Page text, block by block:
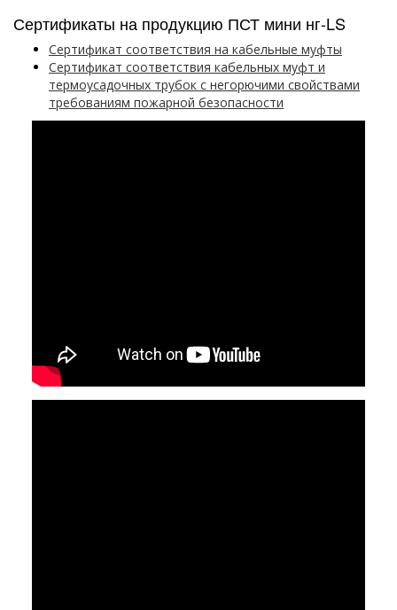
Сертификаты на продукцию ПСТ мини нг-LS
Сертификат соответствия на кабельные муфты
Сертификат соответствия кабельных муфт и
термоусадочных трубок с негорючими свойствами
требованиям пожарной безопасности